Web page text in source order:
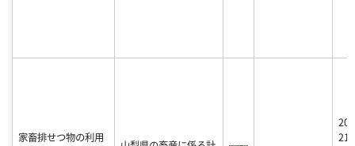
家畜排せつ物の利用
20
21